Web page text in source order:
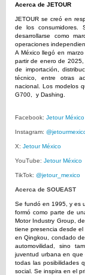
Acerca de JETOUR
JETOUR se creó en
de los
desarrollarse como
operaciones
A México llegó en
partir de enero de
de importación,
técnico, entre otras
nacional. Los modelos
G700, y Dashing.
Facebook: Jetour México
Instagram:
X: Jetour México
YouTube: Jetour México
TikTok: @jetour_mexico
Acerca de SOUEAST
Se fundó en 1995, y es
formó como parte de
Motor Industry Group,
tiene presencia desde
en Qingkou, condado
automovilidad, sino
juventud urbana en que
todas las posibilidades
social. Se inspira en el